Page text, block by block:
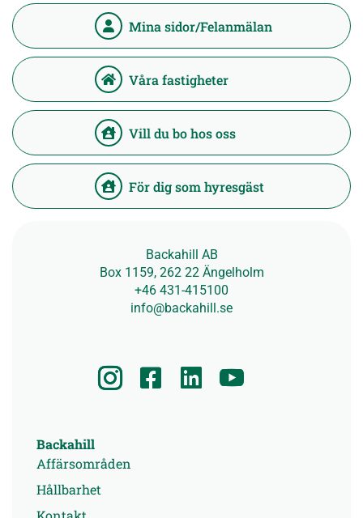
Mina sidor/Felanmälan
Våra fastigheter
Vill du bo hos oss
För dig som hyresgäst
Backahill AB
Box 1159, 262 22 Ängelholm
+46 431-415100
info@backahill.se
Backahill
Affärsområden
Hållbarhet